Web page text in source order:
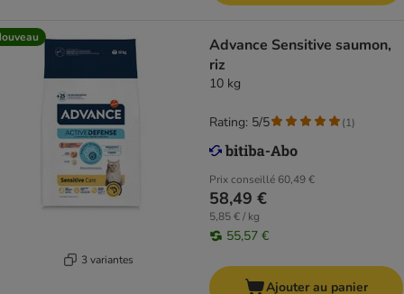
3 variantes
Advance Sensitive saumon,
riz
10 kg
Prix conseillé 60,49 €
58,49 €
5,85 € / kg
55,57 €
Rating: 5/5 (1)
Ajouter au panier